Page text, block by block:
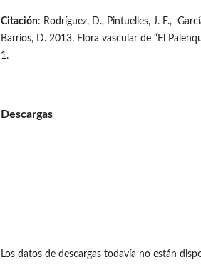
Citación: Rodríguez, D., Pintuelles, J. F.,
Barrios, D. 2013. Flora vascular de “El
1.
Descargas
Los datos de descargas todavía no están